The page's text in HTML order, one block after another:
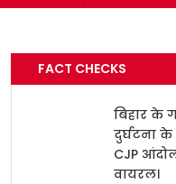
FACT CHECKS
बिहार के
दुर्घटना के
CJP
वायरल।